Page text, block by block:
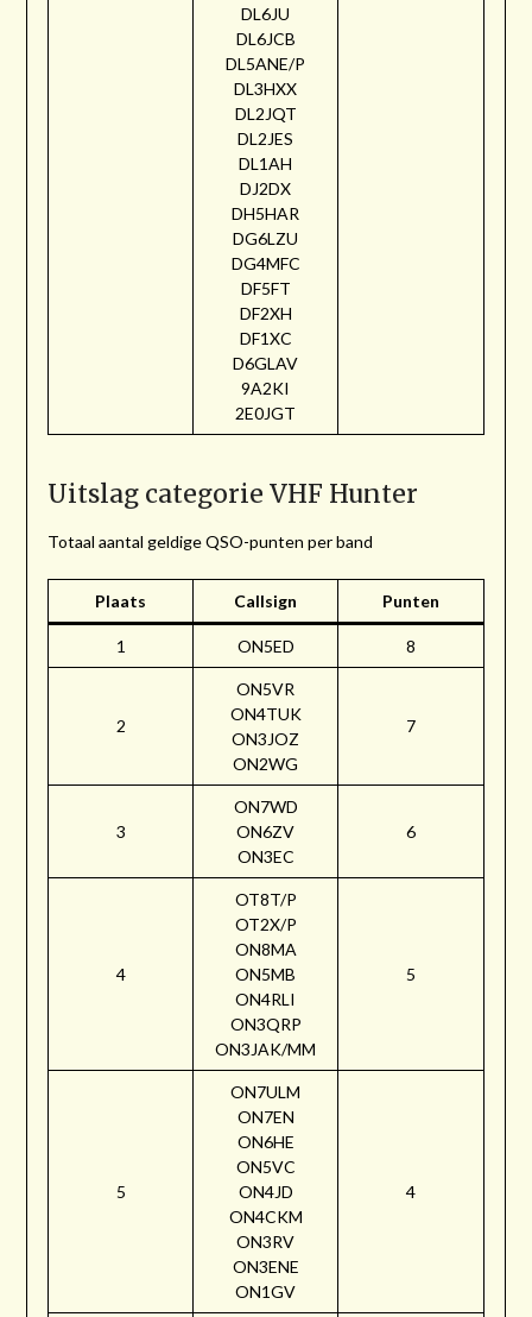
DL6JU
DL6JCB
DL5ANE/P
DL3HXX
DL2JQT
DL2JES
DL1AH
DJ2DX
DH5HAR
DG6LZU
DG4MFC
DF5FT
DF2XH
DF1XC
D6GLAV
9A2KI
2E0JGT
Uitslag categorie VHF Hunter
Totaal aantal geldige QSO-punten per band
Plaats Callsign Punten
1 ON5ED 8
2
ON5VR
ON4TUK
ON3JOZ
ON2WG
7
3
ON7WD
ON6ZV
ON3EC
6
4
OT8T/P
OT2X/P
ON8MA
ON5MB
ON4RLI
ON3QRP
ON3JAK/MM
5
5
ON7ULM
ON7EN
ON6HE
ON5VC
ON4JD
ON4CKM
ON3RV
ON3ENE
ON1GV
4